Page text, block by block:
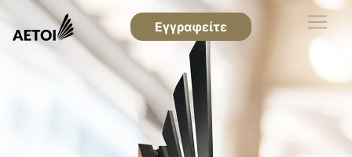
Εγγραφείτε